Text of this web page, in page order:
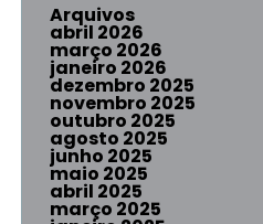
Arquivos
abril 2026
março 2026
janeiro 2026
dezembro 2025
novembro 2025
outubro 2025
agosto 2025
junho 2025
maio 2025
abril 2025
março 2025